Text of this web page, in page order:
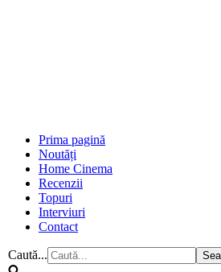
Prima pagină
Noutăți
Home Cinema
Recenzii
Topuri
Interviuri
Contact
Caută...